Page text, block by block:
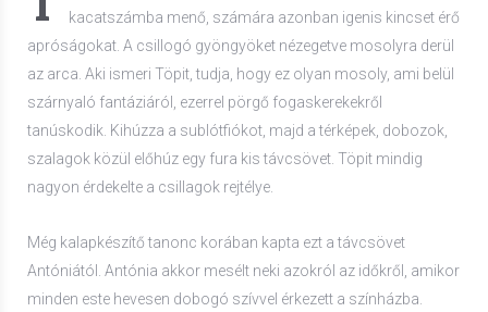
kacatszámba menő, számára azonban igenis kincset érő
apróságokat. A csillogó gyöngyöket nézegetve mosolyra derül
az arca. Aki ismeri Töpit, tudja, hogy ez olyan mosoly, ami belül
szárnyaló fantáziáról, ezerrel pörgő fogaskerekekről
tanúskodik. Kihúzza a sublótfiókot, majd a térképek, dobozok,
szalagok közül előhúz egy fura kis távcsövet. Töpit mindig
nagyon érdekelte a csillagok rejtélye.
Még kalapkészítő tanonc korában kapta ezt a távcsövet
Antóniától. Antónia akkor mesélt neki azokról az időkről, amikor
minden este hevesen dobogó szívvel érkezett a színházba.